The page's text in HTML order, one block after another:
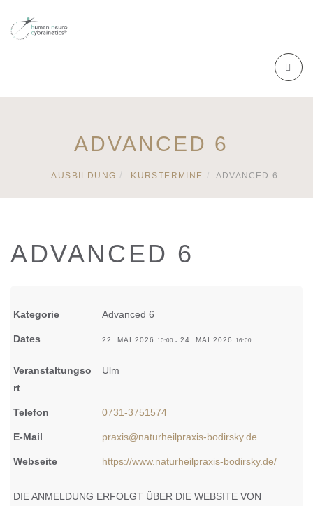
ADVANCED 6
AUSBILDUNG KURSTERMINE ADVANCED 6
ADVANCED 6
Kategorie Advanced 6
Dates 22. MAI 2026 10:00 -24. MAI 2026 16:00
Veranstaltungso
rt
Ulm
Telefon 0731-3751574
E-Mail praxis@naturheilpraxis-bodirsky.de
Webseite https://www.naturheilpraxis-bodirsky.de/
DIE ANMELDUNG ERFOLGT ÜBER DIE WEBSITE VON